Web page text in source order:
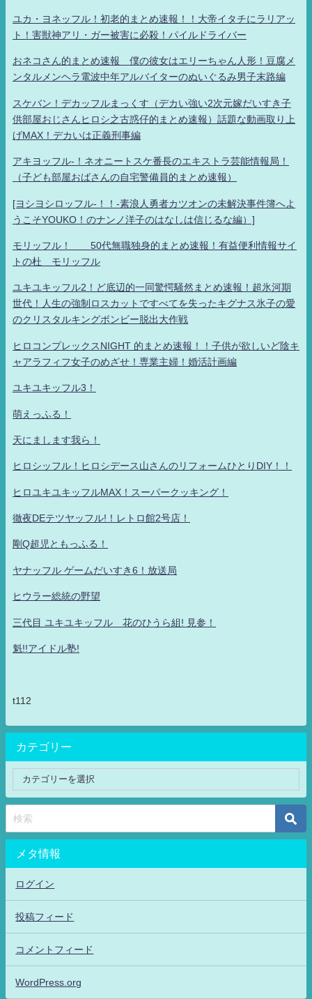
ユカ・ヨネッフル！初老的まとめ速報！！大帝イタチにラリアッ
ト！害獣神アリ・ガー被害に必殺！パイルドライバー
おネコさん的まとめ速報 僕の彼女はエリーちゃん人形！豆腐メ
ンタルメンヘラ電波中年アルバイターのぬいぐるみ男子末路編
スケバン！デカッフルまっくす（デカい強い2次元嫁だいすき子
供部屋おじさんヒロシ之古惑仔的まとめ速報）話題な動画取り上
げMAX！デカいは正義刑事編
アキヨッフル-！ネオニートスケ番長のエキストラ芸能情報局！
（子ども部屋おばさんの自宅警備員的まとめ速報）
[ヨシヨシロッフル-！！-素浪人勇者カツオンの未解決事件簿へよ
うこそYOUKO！のナンノ洋子のはなしは信じるな編）]
モリッフル！ 50代無職独身的まとめ速報！有益便利情報サイ
トの杜 モリッフル
ユキユキッフル2！ど底辺的一同驚愕騒然まとめ速報！超氷河期
世代！人生の強制ロスカットですべてを失ったキグナス氷子の愛
のクリスタルキングボンビー脱出大作戦
ヒロコンプレックスNIGHT 的まとめ速報！！子供が欲しいど陰キ
ャアラフィフ女子のめざせ！専業主婦！婚活計画編
ユキユキッフル3！
萌えっふる！
天にまします我ら！
ヒロシッフル！ヒロシデース山さんのリフォームひとりDIY！！
ヒロユキユキッフルMAX！スーパークッキング！
徹夜DEテツヤッフル!！レトロ館2号店！
剛Q超児ともっふる！
ヤナッフル ゲームだいすき6！放送局
ヒウラー総統の野望
三代目 ユキユキッフル 花のひうら組! 見参！
魁!!アイドル塾!
t112
カテゴリー
メタ情報
ログイン
投稿フィード
コメントフィード
WordPress.org